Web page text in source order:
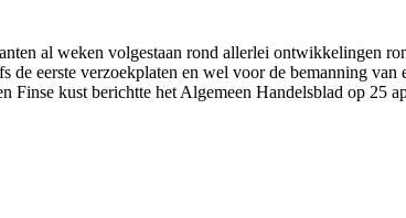
al weken volgestaan rond allerlei ontwikkelingen
de eerste verzoekplaten en wel voor de bemanning
Finse kust berichtte het Algemeen Handelsblad op 25